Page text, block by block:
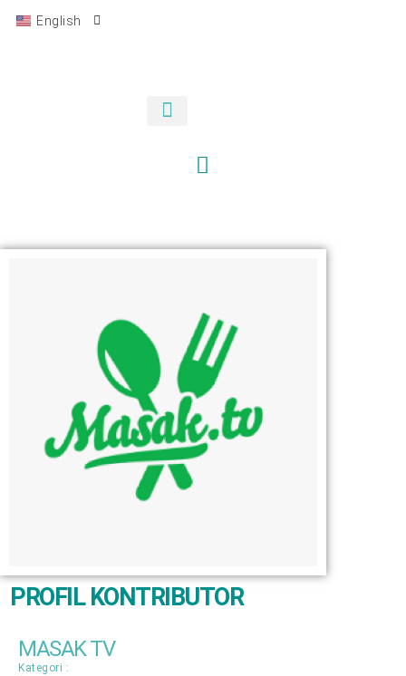
English
Bahasa Indonesia
PROFIL KONTRIBUTOR
MASAK TV
Kategori :